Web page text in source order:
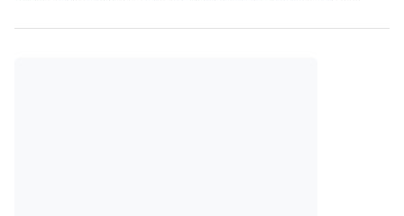
mandamento, somente pode ser objeto de requisição